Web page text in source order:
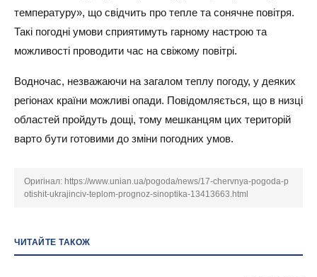
температуру», що свідчить про тепле та сонячне повітря.
Такі погодні умови сприятимуть гарному настрою та
можливості проводити час на свіжому повітрі.
Водночас, незважаючи на загалом теплу погоду, у деяких
регіонах країни можливі опади. Повідомляється, що в низці
областей пройдуть дощі, тому мешканцям цих територій
варто бути готовими до зміни погодних умов.
Оригінал: https://www.unian.ua/pogoda/news/17-chervnya-pogoda-p
otishit-ukrajinciv-teplom-prognoz-sinoptika-13413663.html
ЧИТАЙТЕ ТАКОЖ